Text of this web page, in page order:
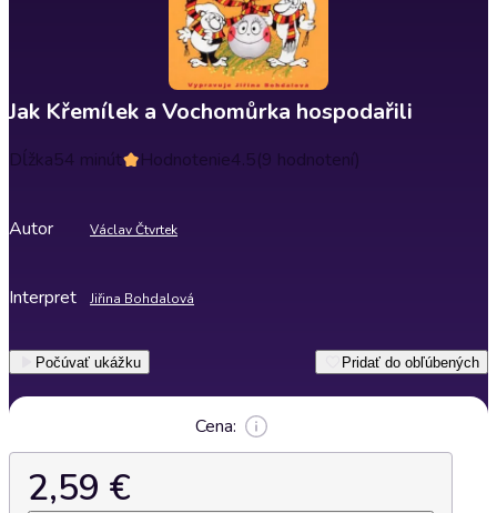
Jak Křemílek a Vochomůrka hospodařili
Dĺžka54 minút Hodnotenie4.5(9 hodnotení)
Autor Václav Čtvrtek
Interpret Jiřina Bohdalová
Počúvať ukážku Pridať do obľúbených
Cena:
2,59 €